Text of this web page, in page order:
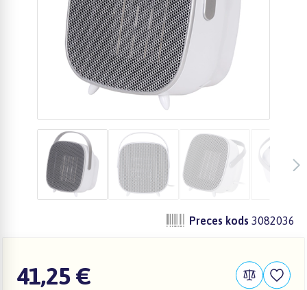
Preces kods 3082036
41,25 €